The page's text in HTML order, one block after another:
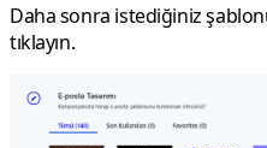
Daha sonra istediğiniz
tıklayın.